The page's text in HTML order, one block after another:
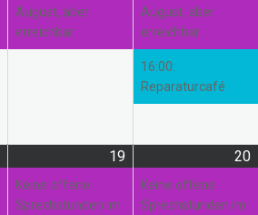
August, aber
erreichbar
August, aber
erreichbar
16:00:
Reparaturcafé
August
2026
Veranstaltung)
19
August
2026
Veranstaltung)
Keine offene
Sprechstunden im
20
Keine offene
Sprechstunden im